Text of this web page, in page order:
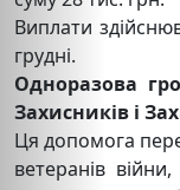
Виплати
грудні.
Одноразова
Захисників і
Ця допомога
ветеранів